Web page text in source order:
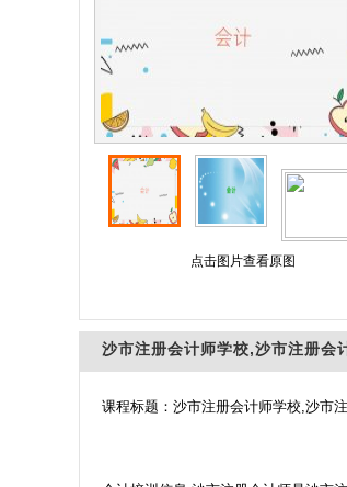
点击图片查看原图
沙市注册会计师学校,沙市注册会
课程标题：沙市注册会计师学校,沙市